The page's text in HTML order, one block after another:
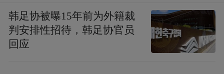
韩足协被曝15年前为外籍裁
判安排性招待，韩足协官员
回应